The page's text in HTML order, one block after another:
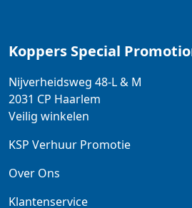
Koppers Special
Nijverheidsweg 48-L & M
2031 CP Haarlem
Veilig winkelen
KSP Verhuur Promotie
Over Ons
Klantenservice